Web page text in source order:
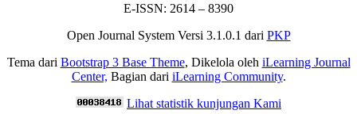
E-ISSN: 2614 – 8390
Open Journal System Versi 3.1.0.1 dari PKP
Tema dari Bootstrap 3 Base Theme, Dikelola oleh iLearning Journal
Center, Bagian dari iLearning Community.
Lihat statistik kunjungan Kami